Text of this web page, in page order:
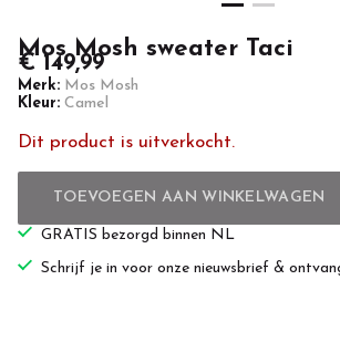
Mos Mosh sweater Taci
€ 149,99
Merk: Mos Mosh
Kleur: Camel
Dit product is uitverkocht.
TOEVOEGEN AAN WINKELWAGEN
GRATIS bezorgd binnen NL
Schrijf je in voor onze nieuwsbrief &